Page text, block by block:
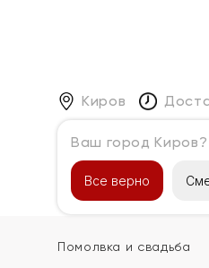
Киров
Ваш город Киров?
Все верно
Каталог
Помолвка и свадьба